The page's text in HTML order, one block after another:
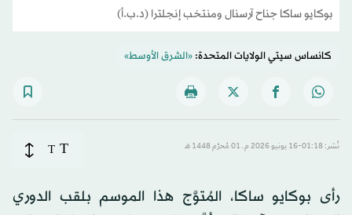
بوكايو ساكا جناح آرسنال ومنتخب إنجلترا (د.ب.أ)
كانساس سيتي الولايات المتحدة:«الشرق الأوسط»
نُشر: 01:18-16 يونيو 2026 م ـ 01 مُحرَّم 1448 هـ T
T
رأى بوكايو ساكا، المُتوَّج هذا الموسم بلقب الدوري